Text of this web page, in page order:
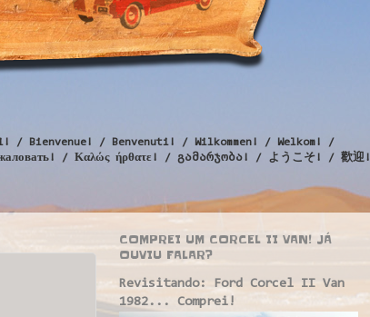
/ Bienvenue! / Benvenuti! / Wilkommen! / Welkom! /
/ Καλώς ήρθατε! / გამარჯობა! / ようこそ! / 歡迎!
COMPREI UM CORCEL II VAN! JÁ
OUVIU FALAR?
Revisitando: Ford Corcel II Van
1982... Comprei!